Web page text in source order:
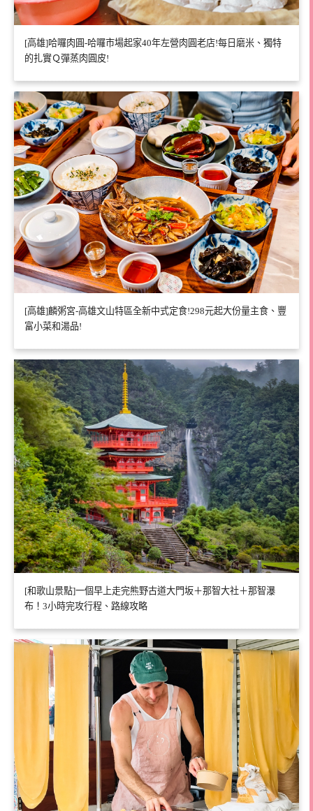
[高雄]哈囉肉圓-哈囉市場起家40年左營肉圓老店!每日磨米、獨特
的扎實Ｑ彈蒸肉圓皮!
[高雄]麟粥宮-高雄文山特區全新中式定食!298元起大份量主食、豐
富小菜和湯品!
[和歌山景點]一個早上走完熊野古道大門坂＋那智大社＋那智瀑
布！3小時完攻行程、路線攻略